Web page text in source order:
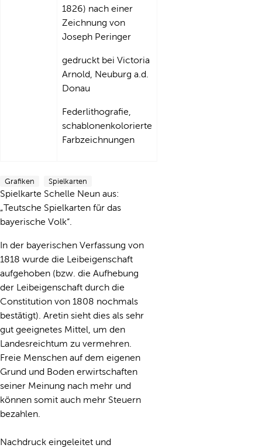
1826) nach einer
Zeichnung von
Joseph Peringer
gedruckt bei Victoria
Arnold, Neuburg a.d.
Donau
Federlithografie,
schablonenkolorierte
Farbzeichnungen
Grafiken Spielkarten
Spielkarte Schelle Neun aus:
„Teutsche Spielkarten für das
bayerische Volk“.
In der bayerischen Verfassung von
1818 wurde die Leibeigenschaft
aufgehoben (bzw. die Aufhebung
der Leibeigenschaft durch die
Constitution von 1808 nochmals
bestätigt). Aretin sieht dies als sehr
gut geeignetes Mittel, um den
Landesreichtum zu vermehren.
Freie Menschen auf dem eigenen
Grund und Boden erwirtschaften
seiner Meinung nach mehr und
können somit auch mehr Steuern
bezahlen.
Nachdruck eingeleitet und